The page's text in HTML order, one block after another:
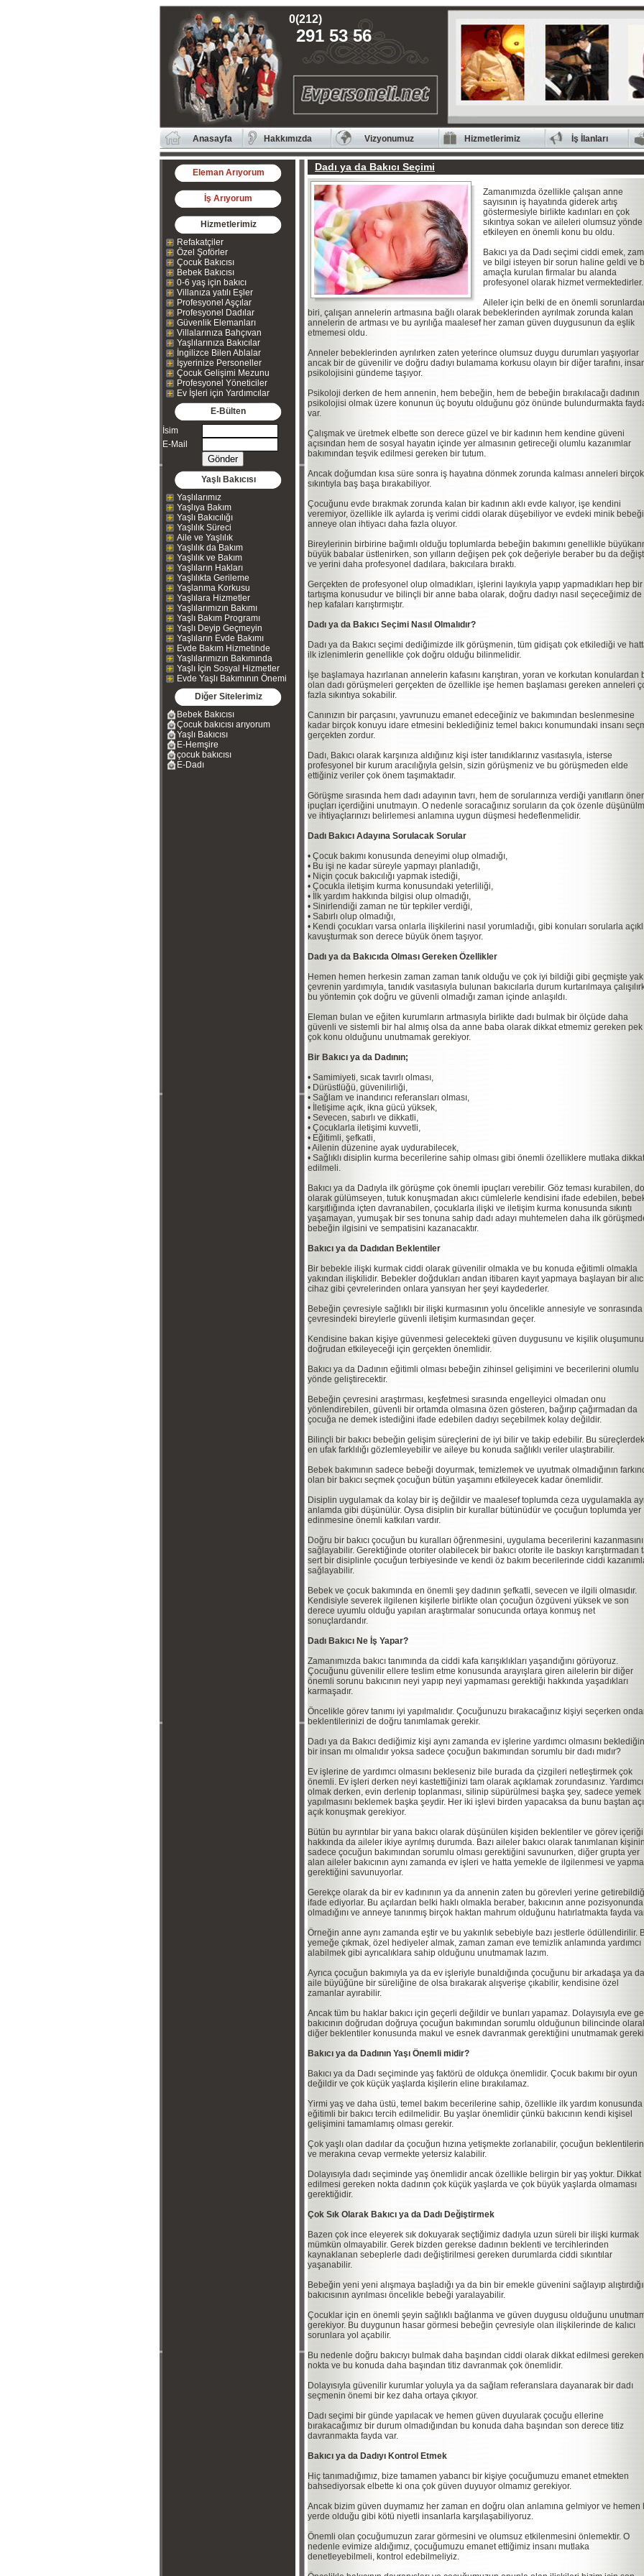
0(212)
291 53 56
Anasayfa Hakkımızda Vizyonumuz Hizmetlerimiz İş İlanları
Eleman Arıyorum
İş Arıyorum
Hizmetlerimiz
Refakatçiler
Özel Şoförler
Çocuk Bakıcısı
Bebek Bakıcısı
0-6 yaş için bakıcı
Villanıza yatılı Eşler
Profesyonel Aşçılar
Profesyonel Dadılar
Güvenlik Elemanları
Villalarınıza Bahçıvan
Yaşlılarınıza Bakıcılar
İngilizce Bilen Ablalar
İşyerinize Personeller
Çocuk Gelişimi Mezunu
Profesyonel Yöneticiler
Ev İşleri için Yardımcılar
E-Bülten
İsim
E-Mail
Yaşlı Bakıcısı
Yaşlılarımız
Yaşlıya Bakım
Yaşlı Bakıcılığı
Yaşlılık Süreci
Aile ve Yaşlılık
Yaşlılık da Bakım
Yaşlılık ve Bakım
Yaşlıların Hakları
Yaşlılıkta Gerileme
Yaşlanma Korkusu
Yaşlılara Hizmetler
Yaşlılarımızın Bakımı
Yaşlı Bakım Programı
Yaşlı Deyip Geçmeyin
Yaşlıların Evde Bakımı
Evde Bakım Hizmetinde
Yaşlılarımızın Bakımında
Yaşlı İçin Sosyal Hizmetler
Evde Yaşlı Bakımının Önemi
Diğer Sitelerimiz
Bebek Bakıcısı
Çocuk bakıcısı arıyorum
Yaşlı Bakıcısı
E-Hemşire
çocuk bakıcısı
E-Dadı
Dadı ya da Bakıcı Seçimi
Zamanımızda özellikle çalışan anne
sayısının iş hayatında giderek artış
göstermesiyle birlikte kadınları en çok
sıkıntıya sokan ve aileleri olumsuz yönde
etkileyen en önemli konu bu oldu.
Bakıcı ya da Dadı seçimi ciddi emek,
ve bilgi isteyen bir sorun haline geldi ve
amaçla kurulan firmalar bu alanda
profesyonel olarak hizmet vermektedirler.
Aileler için belki de en önemli
biri, çalışan annelerin artmasına bağlı olarak bebeklerinden ayrılmak zorunda kalan
annelerin de artması ve bu ayrılığa maalesef her zaman güven duygusunun da eşlik
etmemesi oldu.
Anneler bebeklerinden ayrılırken zaten yeterince olumsuz duygu durumları yaşıyorlar
ancak bir de güvenilir ve doğru dadıyı bulamama korkusu olayın bir diğer tarafını,
psikolojisini gündeme taşıyor.
Psikoloji derken de hem annenin, hem bebeğin, hem de bebeğin bırakılacağı dadının
psikolojisi olmak üzere konunun üç boyutu olduğunu göz önünde bulundurmakta
var.
Çalışmak ve üretmek elbette son derece güzel ve bir kadının hem kendine güveni
açısından hem de sosyal hayatın içinde yer almasının getireceği olumlu kazanımlar
bakımından teşvik edilmesi gereken bir tutum.
Ancak doğumdan kısa süre sonra iş hayatına dönmek zorunda kalması anneleri birçok
sıkıntıyla baş başa bırakabiliyor.
Çocuğunu evde bırakmak zorunda kalan bir kadının aklı evde kalıyor, işe kendini
veremiyor, özellikle ilk aylarda iş verimi ciddi olarak düşebiliyor ve evdeki minik
anneye olan ihtiyacı daha fazla oluyor.
Bireylerinin birbirine bağımlı olduğu toplumlarda bebeğin bakımını genellikle
büyük babalar üstlenirken, son yılların değişen pek çok değeriyle beraber bu da
ve yerini daha profesyonel dadılara, bakıcılara bıraktı.
Gerçekten de profesyonel olup olmadıkları, işlerini layıkıyla yapıp yapmadıkları hep bir
tartışma konusudur ve bilinçli bir anne baba olarak, doğru dadıyı nasıl seçeceğimiz de
hep kafaları karıştırmıştır.
Dadı ya da Bakıcı Seçimi Nasıl Olmalıdır?
Dadı ya da Bakıcı seçimi dediğimizde ilk görüşmenin, tüm gidişatı çok etkilediği ve
ilk izlenimlerin genellikle çok doğru olduğu bilinmelidir.
İşe başlamaya hazırlanan annelerin kafasını karıştıran, yoran ve korkutan konulardan
olan dadı görüşmeleri gerçekten de özellikle işe hemen başlaması gereken anneleri
fazla sıkıntıya sokabilir.
Canınızın bir parçasını, yavrunuzu emanet edeceğiniz ve bakımından beslenmesine
kadar birçok konuyu idare etmesini beklediğiniz temel bakıcı konumundaki insanı
gerçekten zordur.
Dadı, Bakıcı olarak karşınıza aldığınız kişi ister tanıdıklarınız vasıtasıyla, isterse
profesyonel bir kurum aracılığıyla gelsin, sizin görüşmeniz ve bu görüşmeden elde
ettiğiniz veriler çok önem taşımaktadır.
Görüşme sırasında hem dadı adayının tavrı, hem de sorularınıza verdiği yanıtların
ipuçları içerdiğini unutmayın. O nedenle soracağınız soruların da çok özenle
ve ihtiyaçlarınızı belirlemesi anlamına uygun düşmesi hedeflenmelidir.
Dadı Bakıcı Adayına Sorulacak Sorular
• Çocuk bakımı konusunda deneyimi olup olmadığı,
• Bu işi ne kadar süreyle yapmayı planladığı,
• Niçin çocuk bakıcılığı yapmak istediği,
• Çocukla iletişim kurma konusundaki yeterliliği,
• İlk yardım hakkında bilgisi olup olmadığı,
• Sinirlendiği zaman ne tür tepkiler verdiği,
• Sabırlı olup olmadığı,
• Kendi çocukları varsa onlarla ilişkilerini nasıl yorumladığı, gibi konuları sorularla
kavuşturmak son derece büyük önem taşıyor.
Dadı ya da Bakıcıda Olması Gereken Özellikler
Hemen hemen herkesin zaman zaman tanık olduğu ve çok iyi bildiği gibi geçmişte
çevrenin yardımıyla, tanıdık vasıtasıyla bulunan bakıcılarla durum kurtarılmaya
bu yöntemin çok doğru ve güvenli olmadığı zaman içinde anlaşıldı.
Eleman bulan ve eğiten kurumların artmasıyla birlikte dadı bulmak bir ölçüde daha
güvenli ve sistemli bir hal almış olsa da anne baba olarak dikkat etmemiz gereken pek
çok konu olduğunu unutmamak gerekiyor.
Bir Bakıcı ya da Dadının;
• Samimiyeti, sıcak tavırlı olması,
• Dürüstlüğü, güvenilirliği,
• Sağlam ve inandırıcı referansları olması,
• İletişime açık, ikna gücü yüksek,
• Sevecen, sabırlı ve dikkatli,
• Çocuklarla iletişimi kuvvetli,
• Eğitimli, şefkatli,
• Ailenin düzenine ayak uydurabilecek,
• Sağlıklı disiplin kurma becerilerine sahip olması gibi önemli özelliklere mutlaka dikkat
edilmeli.
Bakıcı ya da Dadıyla ilk görüşme çok önemli ipuçları verebilir. Göz teması kurabilen,
olarak gülümseyen, tutuk konuşmadan akıcı cümlelerle kendisini ifade edebilen,
karşıtlığında içten davranabilen, çocuklarla ilişki ve iletişim kurma konusunda sıkıntı
yaşamayan, yumuşak bir ses tonuna sahip dadı adayı muhtemelen daha ilk
bebeğin ilgisini ve sempatisini kazanacaktır.
Bakıcı ya da Dadıdan Beklentiler
Bir bebekle ilişki kurmak ciddi olarak güvenilir olmakla ve bu konuda eğitimli olmakla
yakından ilişkilidir. Bebekler doğdukları andan itibaren kayıt yapmaya başlayan bir
cihaz gibi çevrelerinden onlara yansıyan her şeyi kaydederler.
Bebeğin çevresiyle sağlıklı bir ilişki kurmasının yolu öncelikle annesiyle ve sonrasında
çevresindeki bireylerle güvenli iletişim kurmasından geçer.
Kendisine bakan kişiye güvenmesi gelecekteki güven duygusunu ve kişilik oluşumunu
doğrudan etkileyeceği için gerçekten önemlidir.
Bakıcı ya da Dadının eğitimli olması bebeğin zihinsel gelişimini ve becerilerini olumlu
yönde geliştirecektir.
Bebeğin çevresini araştırması, keşfetmesi sırasında engelleyici olmadan onu
yönlendirebilen, güvenli bir ortamda olmasına özen gösteren, bağırıp çağırmadan da
çocuğa ne demek istediğini ifade edebilen dadıyı seçebilmek kolay değildir.
Bilinçli bir bakıcı bebeğin gelişim süreçlerini de iyi bilir ve takip edebilir. Bu
en ufak farklılığı gözlemleyebilir ve aileye bu konuda sağlıklı veriler ulaştırabilir.
Bebek bakımının sadece bebeği doyurmak, temizlemek ve uyutmak olmadığının
olan bir bakıcı seçmek çocuğun bütün yaşamını etkileyecek kadar önemlidir.
Disiplin uygulamak da kolay bir iş değildir ve maalesef toplumda ceza uygulamakla
anlamda gibi düşünülür. Oysa disiplin bir kurallar bütünüdür ve çocuğun toplumda yer
edinmesine önemli katkıları vardır.
Doğru bir bakıcı çocuğun bu kuralları öğrenmesini, uygulama becerilerini kazanmasını
sağlayabilir. Gerektiğinde otoriter olabilecek bir bakıcı otorite ile baskıyı karıştırmadan
sert bir disiplinle çocuğun terbiyesinde ve kendi öz bakım becerilerinde ciddi
sağlayabilir.
Bebek ve çocuk bakımında en önemli şey dadının şefkatli, sevecen ve ilgili olmasıdır.
Kendisiyle severek ilgilenen kişilerle birlikte olan çocuğun özgüveni yüksek ve son
derece uyumlu olduğu yapılan araştırmalar sonucunda ortaya konmuş net
sonuçlardandır.
Dadı Bakıcı Ne İş Yapar?
Zamanımızda bakıcı tanımında da ciddi kafa karışıklıkları yaşandığını görüyoruz.
Çocuğunu güvenilir ellere teslim etme konusunda arayışlara giren ailelerin bir diğer
önemli sorunu bakıcının neyi yapıp neyi yapmaması gerektiği hakkında yaşadıkları
karmaşadır.
Öncelikle görev tanımı iyi yapılmalıdır. Çocuğunuzu bırakacağınız kişiyi seçerken
beklentilerinizi de doğru tanımlamak gerekir.
Dadı ya da Bakıcı dediğimiz kişi aynı zamanda ev işlerine yardımcı olmasını
bir insan mı olmalıdır yoksa sadece çocuğun bakımından sorumlu bir dadı mıdır?
Ev işlerine de yardımcı olmasını bekleseniz bile burada da çizgileri netleştirmek çok
önemli. Ev işleri derken neyi kastettiğinizi tam olarak açıklamak zorundasınız. Yardımcı
olmak derken, evin derlenip toplanması, silinip süpürülmesi başka şey, sadece yemek
yapılmasını beklemek başka şeydir. Her iki işlevi birden yapacaksa da bunu baştan
açık konuşmak gerekiyor.
Bütün bu ayrıntılar bir yana bakıcı olarak düşünülen kişiden beklentiler ve görev içeriği
hakkında da aileler ikiye ayrılmış durumda. Bazı aileler bakıcı olarak tanımlanan kişinin
sadece çocuğun bakımından sorumlu olması gerektiğini savunurken, diğer grupta yer
alan aileler bakıcının aynı zamanda ev işleri ve hatta yemekle de ilgilenmesi ve
gerektiğini savunuyorlar.
Gerekçe olarak da bir ev kadınının ya da annenin zaten bu görevleri yerine
ifade ediyorlar. Bu açılardan belki haklı olmakla beraber, bakıcının anne pozisyonunda
olmadığını ve anneye tanınmış birçok haktan mahrum olduğunu hatırlatmakta fayda
Örneğin anne aynı zamanda eştir ve bu yakınlık sebebiyle bazı jestlerle ödüllendirilir.
yemeğe çıkmak, özel hediyeler almak, zaman zaman eve temizlik anlamında yardımcı
alabilmek gibi ayrıcalıklara sahip olduğunu unutmamak lazım.
Ayrıca çocuğun bakımıyla ya da ev işleriyle bunaldığında çocuğunu bir arkadaşa ya da
aile büyüğüne bir süreliğine de olsa bırakarak alışverişe çıkabilir, kendisine özel
zamanlar ayırabilir.
Ancak tüm bu haklar bakıcı için geçerli değildir ve bunları yapamaz. Dolayısıyla eve
bakıcının doğrudan doğruya çocuğun bakımından sorumlu olduğunun bilincinde
diğer beklentiler konusunda makul ve esnek davranmak gerektiğini unutmamak
Bakıcı ya da Dadının Yaşı Önemli midir?
Bakıcı ya da Dadı seçiminde yaş faktörü de oldukça önemlidir. Çocuk bakımı bir oyun
değildir ve çok küçük yaşlarda kişilerin eline bırakılamaz.
Yirmi yaş ve daha üstü, temel bakım becerilerine sahip, özellikle ilk yardım konusunda
eğitimli bir bakıcı tercih edilmelidir. Bu yaşlar önemlidir çünkü bakıcının kendi kişisel
gelişimini tamamlamış olması gerekir.
Çok yaşlı olan dadılar da çocuğun hızına yetişmekte zorlanabilir, çocuğun
ve merakına cevap vermekte yetersiz kalabilir.
Dolayısıyla dadı seçiminde yaş önemlidir ancak özellikle belirgin bir yaş yoktur. Dikkat
edilmesi gereken nokta dadının çok küçük yaşlarda ve çok büyük yaşlarda olmaması
gerektiğidir.
Çok Sık Olarak Bakıcı ya da Dadı Değiştirmek
Bazen çok ince eleyerek sık dokuyarak seçtiğimiz dadıyla uzun süreli bir ilişki kurmak
mümkün olmayabilir. Gerek bizden gerekse dadının beklenti ve tercihlerinden
kaynaklanan sebeplerle dadı değiştirilmesi gereken durumlarda ciddi sıkıntılar
yaşanabilir.
Bebeğin yeni yeni alışmaya başladığı ya da bin bir emekle güvenini sağlayıp
bakıcısının ayrılması öncelikle bebeği yaralayabilir.
Çocuklar için en önemli şeyin sağlıklı bağlanma ve güven duygusu olduğunu
gerekiyor. Bu duygunun hasar görmesi bebeğin çevresiyle olan ilişkilerinde de kalıcı
sorunlara yol açabilir.
Bu nedenle doğru bakıcıyı bulmak daha başından ciddi olarak dikkat edilmesi gereken
nokta ve bu konuda daha başından titiz davranmak çok önemlidir.
Dolayısıyla güvenilir kurumlar yoluyla ya da sağlam referanslara dayanarak bir dadı
seçmenin önemi bir kez daha ortaya çıkıyor.
Dadı seçimi bir günde yapılacak ve hemen güven duyularak çocuğu ellerine
bırakacağımız bir durum olmadığından bu konuda daha başından son derece titiz
davranmakta fayda var.
Bakıcı ya da Dadıyı Kontrol Etmek
Hiç tanımadığımız, bize tamamen yabancı bir kişiye çocuğumuzu emanet etmekten
bahsediyorsak elbette ki ona çok güven duyuyor olmamız gerekiyor.
Ancak bizim güven duymamız her zaman en doğru olan anlamına gelmiyor ve hemen
yerde olduğu gibi kötü niyetli insanlarla karşılaşabiliyoruz.
Önemli olan çocuğumuzun zarar görmesini ve olumsuz etkilenmesini önlemektir. O
nedenle evimize aldığımız, çocuğumuzu emanet ettiğimiz insanı mutlaka
denetleyebilmeli, kontrol edebilmeliyiz.